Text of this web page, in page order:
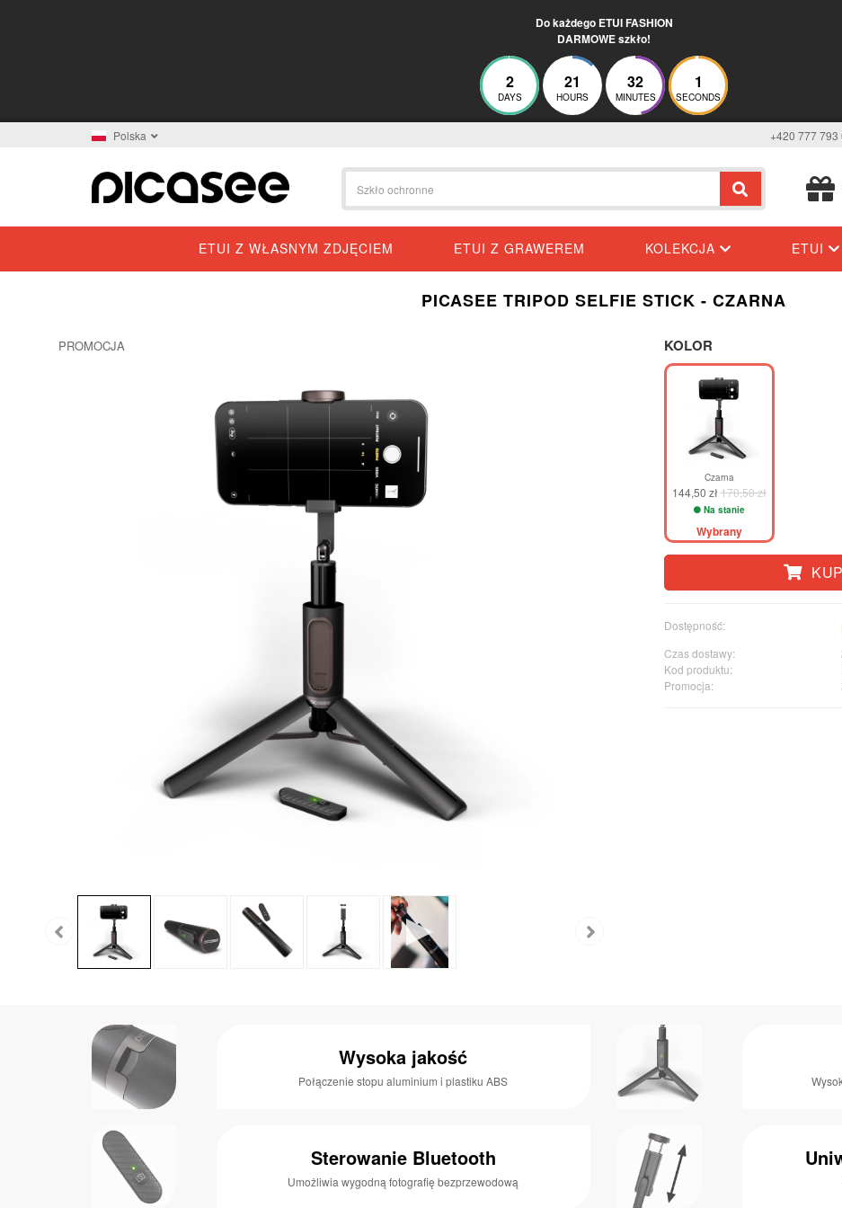
Do każdego ETUI FASHION
DARMOWE szkło!
2
DAYS
21
HOURS
32
MINUTES
0
SECONDS
Polska +420 777 793
ETUI Z WŁASNYM ZDJĘCIEM ETUI Z GRAWEREM KOLEKCJA ETUI
PICASEE TRIPOD SELFIE STICK - CZARNA
PROMOCJA
KOLOR
-15%
Czarna
144,50 zł 170,50 zł
Na stanie
Wybrany
KUP
Dostępność:
Czas dostawy:
Kod produktu:
Promocja:
Wysoka jakość
Połączenie stopu aluminium i plastiku ABS
Sterowanie Bluetooth
Umożliwia wygodną fotografię bezprzewodową